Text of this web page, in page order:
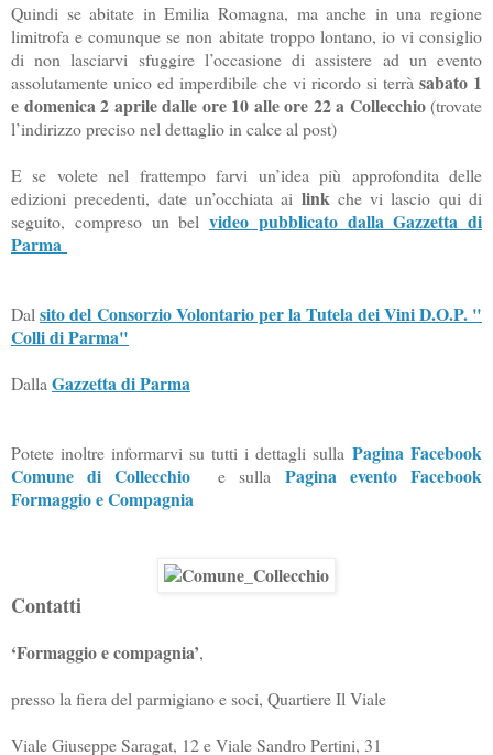
Quindi se abitate in Emilia Romagna, ma anche in una regione
limitrofa e comunque se non abitate troppo lontano, io vi consiglio
di non lasciarvi sfuggire l’occasione di assistere ad un evento
assolutamente unico ed imperdibile che vi ricordo si terrà sabato 1
e domenica 2 aprile dalle ore 10 alle ore 22 a Collecchio(trovate
l’indirizzo preciso nel dettaglio in calce al post)
E se volete nel frattempo farvi un’idea più approfondita delle
edizioni precedenti, date un’occhiata ai link che vi lascio qui di
seguito, compreso un bel video pubblicato dalla Gazzetta di
Parma
Dal sito del Consorzio Volontario per la Tutela dei Vini D.O.P. "
Colli di Parma"
Dalla Gazzetta di Parma
Potete inoltre informarvi su tutti i dettagli sulla Pagina Facebook
Comune di Collecchio
e sulla Pagina evento Facebook
Formaggio e Compagnia
Contatti
‘Formaggio e compagnia’,
presso la fiera del parmigiano e soci, Quartiere Il Viale
Viale Giuseppe Saragat, 12 e Viale Sandro Pertini, 31